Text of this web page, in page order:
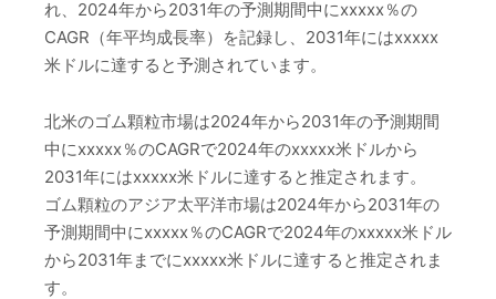
れ、2024年から2031年の予測期間中にxxxxx％の
CAGR（年平均成長率）を記録し、2031年にはxxxxx
米ドルに達すると予測されています。
北米のゴム顆粒市場は2024年から2031年の予測期間
中にxxxxx％のCAGRで2024年のxxxxx米ドルから
2031年にはxxxxx米ドルに達すると推定されます。
ゴム顆粒のアジア太平洋市場は2024年から2031年の
予測期間中にxxxxx％のCAGRで2024年のxxxxx米ドル
から2031年までにxxxxx米ドルに達すると推定されま
す。